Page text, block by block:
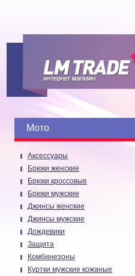
Мото
Аксессуары
Брюки женские
Брюки кроссовые
Брюки мужские
Джинсы женские
Джинсы мужские
Дождевики
Защита
Комбинезоны
Куртки мужские кожаные